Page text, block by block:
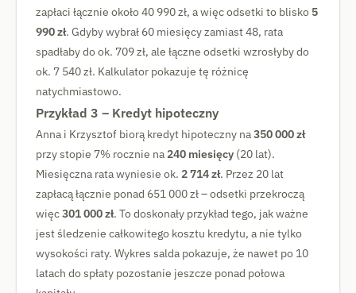
zapłaci łącznie około 40 990 zł, a więc odsetki to blisko 5
990 zł. Gdyby wybrał 60 miesięcy zamiast 48, rata
spadłaby do ok. 709 zł, ale łączne odsetki wzrosłyby do
ok. 7 540 zł. Kalkulator pokazuje tę różnicę
natychmiastowo.
Przykład 3 – Kredyt hipoteczny
Anna i Krzysztof biorą kredyt hipoteczny na350 000 zł
przy stopie 7% rocznie na 240 miesięcy (20 lat).
Miesięczna rata wyniesie ok. 2 714 zł. Przez 20 lat
zapłacą łącznie ponad 651 000 zł – odsetki przekroczą
więc301 000 zł. To doskonały przykład tego, jak ważne
jest śledzenie całkowitego kosztu kredytu, a nie tylko
wysokości raty. Wykres salda pokazuje, że nawet po 10
latach do spłaty pozostanie jeszcze ponad połowa